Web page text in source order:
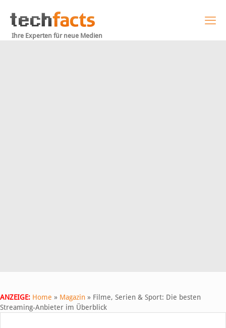
Ihre Experten für neue Medien
ANZEIGE: Home » Magazin » Filme, Serien & Sport: Die besten
Streaming-Anbieter im Überblick